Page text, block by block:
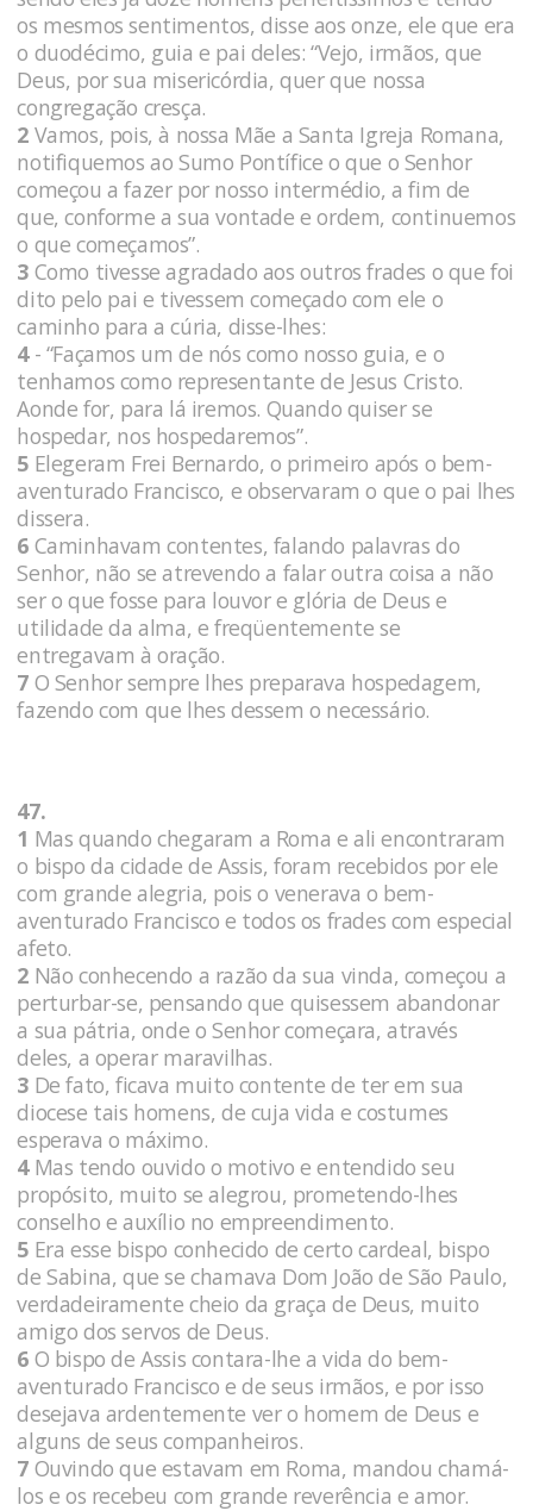
os mesmos sentimentos, disse aos onze, ele que era
o duodécimo, guia e pai deles: “Vejo, irmãos, que
Deus, por sua misericórdia, quer que nossa
congregação cresça.
2 Vamos, pois, à nossa Mãe a Santa Igreja Romana,
notifiquemos ao Sumo Pontífice o que o Senhor
começou a fazer por nosso intermédio, a fim de
que, conforme a sua vontade e ordem, continuemos
o que começamos”.
3 Como tivesse agradado aos outros frades o que foi
dito pelo pai e tivessem começado com ele o
caminho para a cúria, disse-lhes:
4- “Façamos um de nós como nosso guia, e o
tenhamos como representante de Jesus Cristo.
Aonde for, para lá iremos. Quando quiser se
hospedar, nos hospedaremos”.
5 Elegeram Frei Bernardo, o primeiro após o bem-
aventurado Francisco, e observaram o que o pai lhes
dissera.
6 Caminhavam contentes, falando palavras do
Senhor, não se atrevendo a falar outra coisa a não
ser o que fosse para louvor e glória de Deus e
utilidade da alma, e freqüentemente se
entregavam à oração.
7 O Senhor sempre lhes preparava hospedagem,
fazendo com que lhes dessem o necessário.
47.
1 Mas quando chegaram a Roma e ali encontraram
o bispo da cidade de Assis, foram recebidos por ele
com grande alegria, pois o venerava o bem-
aventurado Francisco e todos os frades com especial
afeto.
2 Não conhecendo a razão da sua vinda, começou a
perturbar-se, pensando que quisessem abandonar
a sua pátria, onde o Senhor começara, através
deles, a operar maravilhas.
3 De fato, ficava muito contente de ter em sua
diocese tais homens, de cuja vida e costumes
esperava o máximo.
4Mas tendo ouvido o motivo e entendido seu
propósito, muito se alegrou, prometendo-lhes
conselho e auxílio no empreendimento.
5 Era esse bispo conhecido de certo cardeal, bispo
de Sabina, que se chamava Dom João de São Paulo,
verdadeiramente cheio da graça de Deus, muito
amigo dos servos de Deus.
6 O bispo de Assis contara-lhe a vida do bem-
aventurado Francisco e de seus irmãos, e por isso
desejava ardentemente ver o homem de Deus e
alguns de seus companheiros.
7 Ouvindo que estavam em Roma, mandou chamá-
los e os recebeu com grande reverência e amor.